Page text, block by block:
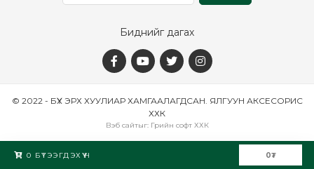
Биднийг дагах
© 2022 - БҮХ ЭРХ ХУУЛИАР ХАМГААЛАГДСАН. ЯЛГУУН АКСЕСОРИС
ХХК
Вэб сайтыг: Грийн софт ХХК
0 БҮТЭЭГДЭХҮҮН 0₮